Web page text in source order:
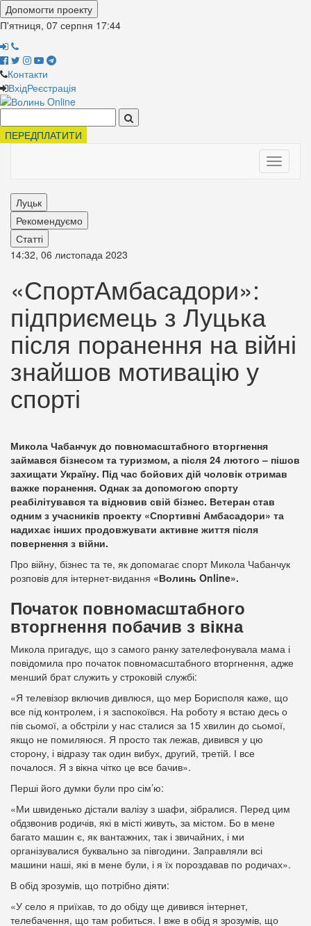
Допомогти проекту
П'ятниця, 07 серпня 17:44
Контакти
ВхідРеєстрація
ПЕРЕДПЛАТИТИ
Toggle
Луцьк
Рекомендуємо
Статті
14:32, 06 листопада 2023
«СпортАмбасадори»:
підприємець з Луцька
після поранення на війні
знайшов мотивацію у
спорті
Микола Чабанчук до повномасштабного вторгнення
займався бізнесом та туризмом, а після 24 лютого – пішов
захищати Україну. Під час бойових дій чоловік отримав
важке поранення. Однак за допомогою спорту
реабілітувався та відновив свій бізнес. Ветеран став
одним з учасників проекту «Спортивні Амбасадори» та
надихає інших продовжувати активне життя після
повернення з війни.
Про війну, бізнес та те, як допомагає спорт Микола Чабанчук
розповів для інтернет-видання «Волинь Online».
Початок повномасштабного
вторгнення побачив з вікна
Микола пригадує, що з самого ранку зателефонувала мама і
повідомила про початок повномасштабного вторгнення, адже
менший брат служить у строковій службі:
«Я телевізор включив дивлюся, що мер Борисполя каже, що
все під контролем, і я заспокоївся. На роботу я встаю десь о
пів сьомої, а обстріли у нас сталися за 15 хвилин до сьомої,
якщо не помиляюся. Я просто так лежав, дивився у цю
сторону, і відразу так один вибух, другий, третій. І все
почалося. Я з вікна чітко це все бачив».
Перші його думки були про сім’ю:
«Ми швиденько дістали валізу з шафи, зібралися. Перед цим
обдзвонив родичів, які в місті живуть, за містом. Бо в мене
багато машин є, як вантажних, так і звичайних, і ми
організувалися буквально за півгодини. Заправляли всі
машини наші, які в мене були, і я їх пороздавав по родичах».
В обід зрозумів, що потрібно діяти:
«У село я приїхав, то до обіду ще дивився інтернет,
телебачення, що там робиться. І вже в обід я зрозумів, що